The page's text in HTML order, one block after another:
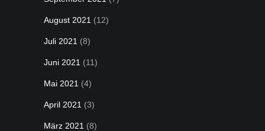
August 2021 (12)
Juli 2021 (8)
Juni 2021 (11)
Mai 2021 (4)
April 2021 (3)
März 2021 (8)